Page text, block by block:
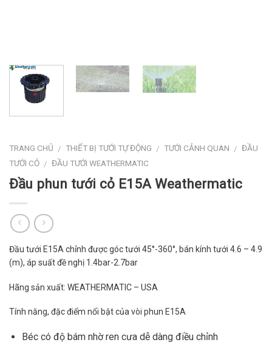
TRANG CHỦ / THIẾT BỊ TƯỚI TỰ ĐỘNG / TƯỚI CẢNH QUAN / ĐẦU
TƯỚI CỎ / ĐẦU TƯỚI WEATHERMATIC
Đầu phun tưới cỏ E15A Weathermatic
Đầu tưới E15A chỉnh được góc tưới 45°-360°, bán kính tưới 4.6 – 4.9
(m), áp suất đề nghị 1.4bar-2.7bar
Hãng sản xuất: WEATHERMATIC – USA
Tính năng, đặc điểm nổi bật của vòi phun E15A
Béc có độ bám nhờ ren cưa dễ dàng điều chỉnh